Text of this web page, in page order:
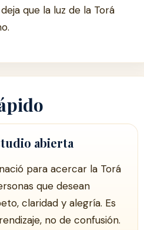
que la luz de la Torá
abierta
para acercar la Torá
que desean
claridad y alegría. Es
no de confusión.